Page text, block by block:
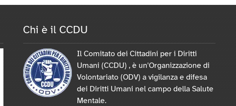
Chi è il CCDU
Il Comitato dei Cittadini per i Diritti
Umani (CCDU) , è un'Organizzazione di
Volontariato (ODV) a vigilanza e difesa
dei Diritti Umani nel campo della Salute
Mentale.